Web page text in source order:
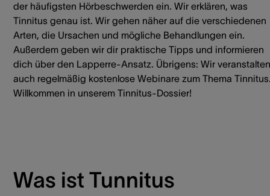
der häufigsten Hörbeschwerden ein. Wir erklären, was
Tinnitus genau ist. Wir gehen näher auf die verschiedenen
Arten, die Ursachen und mögliche Behandlungen ein.
Außerdem geben wir dir praktische Tipps und informieren
dich über den Lapperre-Ansatz. Übrigens: Wir veranstalten
auch regelmäßig kostenlose Webinare zum Thema
Willkommen in unserem Tinnitus-Dossier!
Was ist Tunnitus